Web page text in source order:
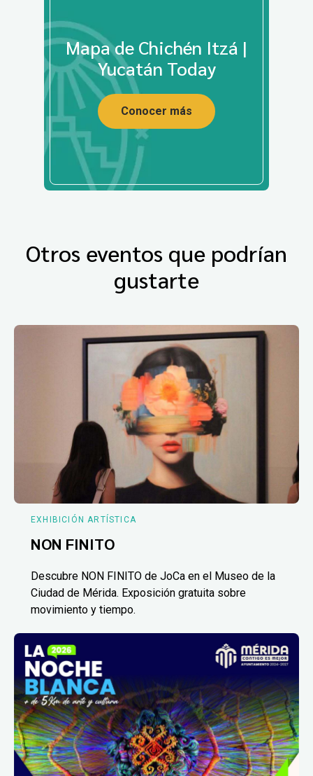
Mapa de Chichén Itzá |
Yucatán Today
Conocer más
Otros eventos que podrían
gustarte
EXHIBICIÓN ARTÍSTICA
NON FINITO
Descubre NON FINITO de JoCa en el Museo de la
Ciudad de Mérida. Exposición gratuita sobre
movimiento y tiempo.